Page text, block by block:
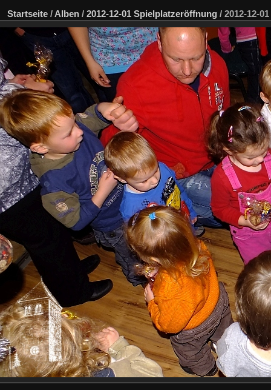
Startseite / Alben / 2012-12-01 Spielplatzeröffnung / 2012-12-